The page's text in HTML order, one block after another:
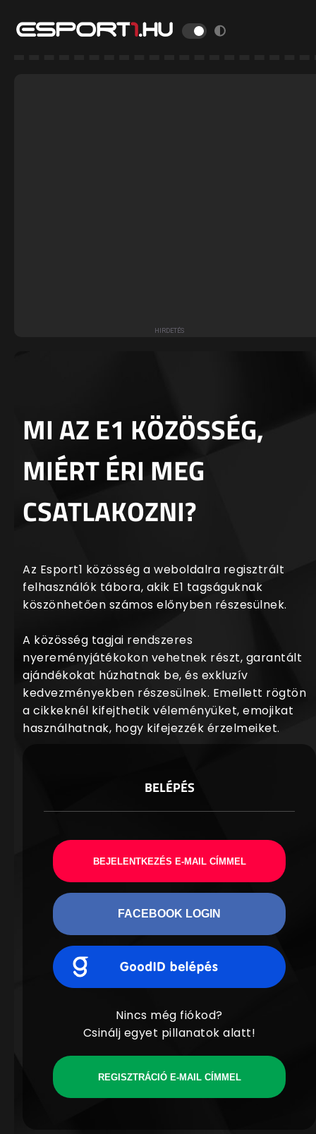
MI AZ E1 KÖZÖSSÉG,
MIÉRT ÉRI MEG
CSATLAKOZNI?
Az Esport1 közösség a weboldalra regisztrált
felhasználók tábora, akik E1 tagságuknak
köszönhetően számos előnyben részesülnek.
A közösség tagjai rendszeres
nyereményjátékokon vehetnek részt, garantált
ajándékokat húzhatnak be, és exkluzív
kedvezményekben részesülnek. Emellett rögtön
a cikkeknél kifejthetik véleményüket, emojikat
használhatnak, hogy kifejezzék érzelmeiket.
BELÉPÉS
BEJELENTKEZÉS E-MAIL CÍMMEL
FACEBOOK LOGIN
Nincs még fiókod?
Csinálj egyet pillanatok alatt!
REGISZTRÁCIÓ E-MAIL CÍMMEL